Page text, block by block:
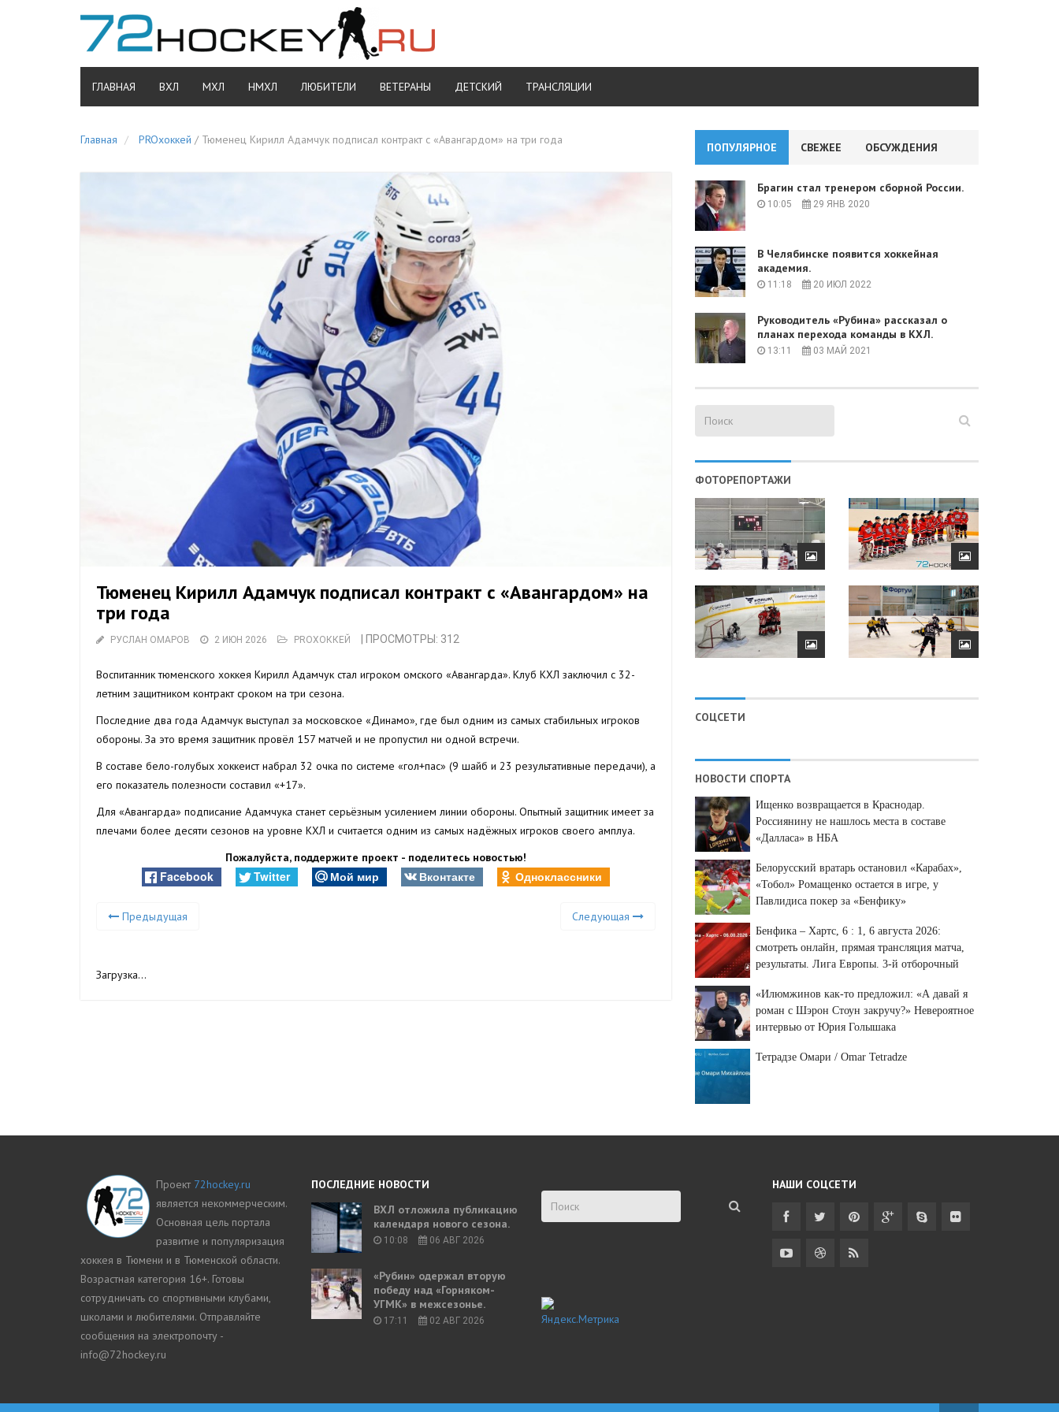
ГЛАВНАЯ ВХЛ МХЛ НМХЛ ЛЮБИТЕЛИ ВЕТЕРАНЫ ДЕТСКИЙ ТРАНСЛЯЦИИ
Главная PROхоккей / Тюменец Кирилл Адамчук подписал контракт с «Авангардом» на три года
Тюменец Кирилл Адамчук подписал контракт с «Авангардом» на
три года
РУСЛАН ОМАРОВ 2 ИЮН 2026 PROХОККЕЙ | ПРОСМОТРЫ: 312
Воспитанник тюменского хоккея Кирилл Адамчук стал игроком омского «Авангарда». Клуб КХЛ заключил с 32-
летним защитником контракт сроком на три сезона.
Последние два года Адамчук выступал за московское «Динамо», где был одним из самых стабильных игроков
обороны. За это время защитник провёл 157 матчей и не пропустил ни одной встречи.
В составе бело-голубых хоккеист набрал 32 очка по системе «гол+пас» (9 шайб и 23 результативные передачи), а
его показатель полезности составил «+17».
Для «Авангарда» подписание Адамчука станет серьёзным усилением линии обороны. Опытный защитник имеет за
плечами более десяти сезонов на уровне КХЛ и считается одним из самых надёжных игроков своего амплуа.
Пожалуйста, поддержите проект - поделитесь новостью!
Facebook Twitter Мой мир Вконтакте Одноклассники
Предыдущая Следующая
Загрузка...
ПОПУЛЯРНОЕ СВЕЖЕЕ ОБСУЖДЕНИЯ
Брагин стал тренером сборной России.
10:05 29 ЯНВ 2020
В Челябинске появится хоккейная
академия.
11:18 20 ИЮЛ 2022
Руководитель «Рубина» рассказал о
планах перехода команды в КХЛ.
13:11 03 МАЙ 2021
ФОТОРЕПОРТАЖИ
СОЦСЕТИ
НОВОСТИ СПОРТА
Ищенко возвращается в Краснодар.
Россиянину не нашлось места в составе
«Далласа» в НБА
Белорусский вратарь остановил «Карабах»,
«Тобол» Ромащенко остается в игре, у
Павлидиса покер за «Бенфику»
Бенфика – Хартс, 6 : 1, 6 августа 2026:
смотреть онлайн, прямая трансляция матча,
результаты. Лига Европы. 3-й отборочный
«Илюмжинов как-то предложил: «А давай я
роман с Шэрон Стоун закручу?» Невероятное
интервью от Юрия Голышака
Тетрадзе Омари / Omar Tetradze
Проект 72hockey.ru
является некоммерческим.
Основная цель портала
развитие и популяризация
хоккея в Тюмени и в Тюменской области.
Возрастная категория 16+. Готовы
сотрудничать со спортивными клубами,
школами и любителями. Отправляйте
сообщения на электропочту -
info@72hockey.ru
ПОСЛЕДНИЕ НОВОСТИ
ВХЛ отложила публикацию
календаря нового сезона.
10:08 06 АВГ 2026
«Рубин» одержал вторую
победу над «Горняком-
УГМК» в межсезонье.
17:11 02 АВГ 2026
НАШИ СОЦСЕТИ